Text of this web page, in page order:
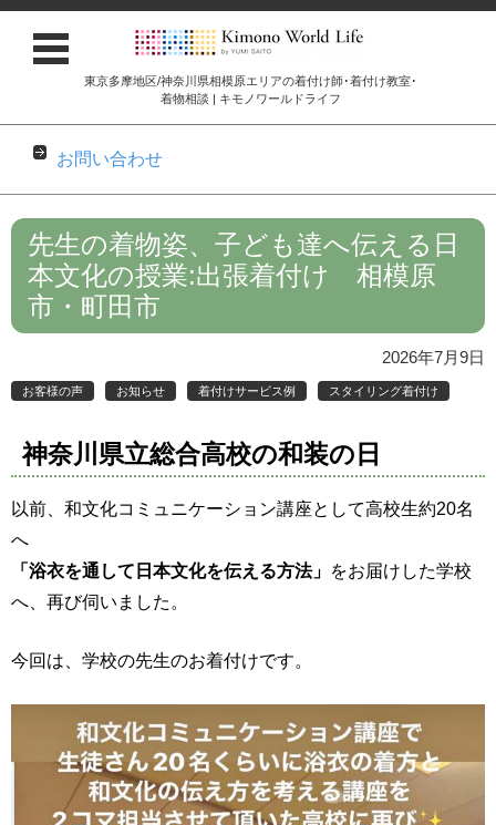
東京多摩地区/神奈川県相模原エリアの着付け師･着付け教室･
着物相談 | キモノワールドライフ
お問い合わせ
コンテンツに移動
先生の着物姿、子ども達へ伝える日
本文化の授業:出張着付け 相模原
市・町田市
2026年7月9日
お客様の声 お知らせ 着付けサービス例 スタイリング着付け
神奈川県立総合高校の和装の日
以前、和文化コミュニケーション講座として高校生約20名
へ
「浴衣を通して日本文化を伝える方法」 をお届けした学校
へ、再び伺いました。
今回は、学校の先生のお着付けです。